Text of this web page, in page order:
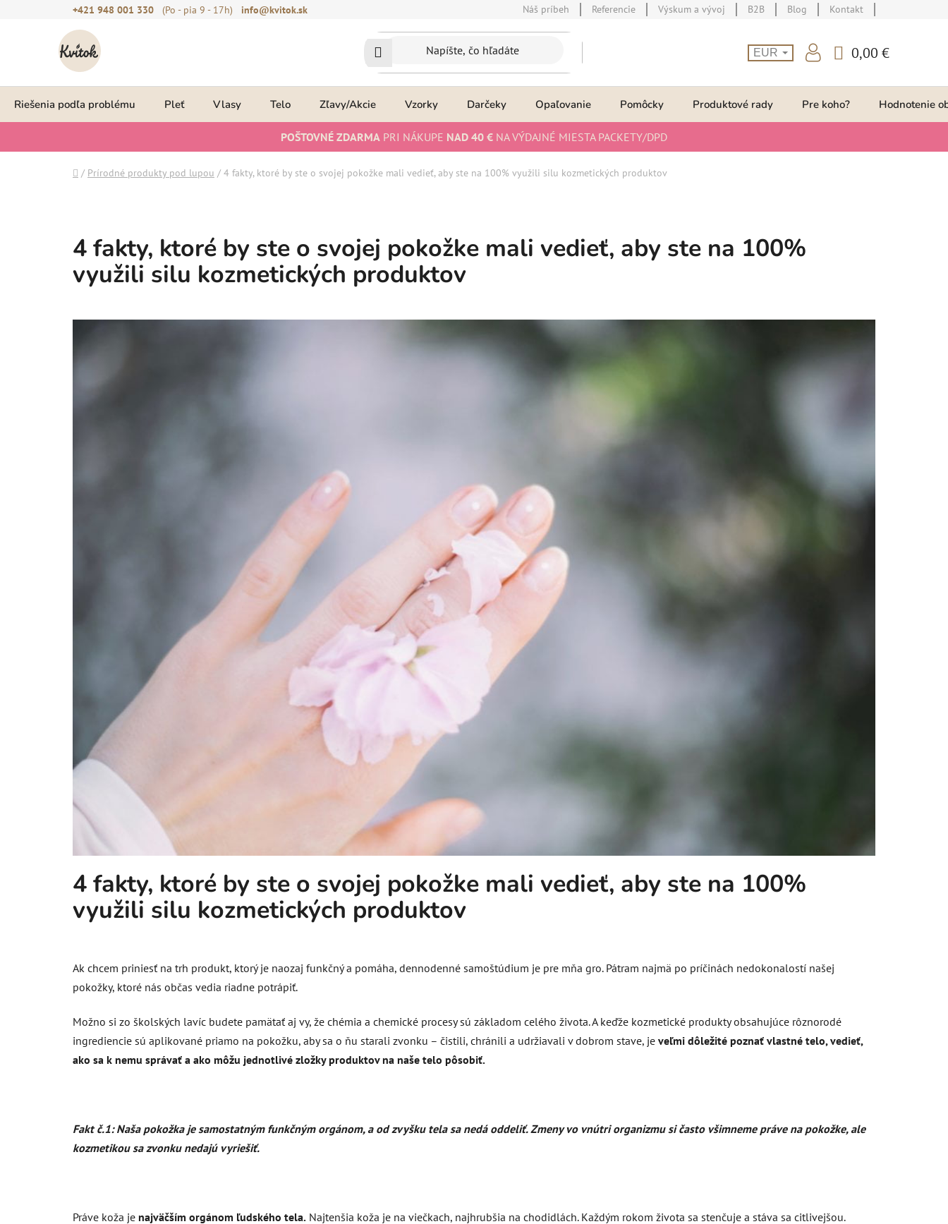
+421 948 001 330 (Po - pia 9 - 17h) info@kvitok.sk Náš príbeh Referencie Výskum a vývoj B2B Blog Kontakt
EUR
KOŠÍK
0,00 €
Riešenia podľa problému Pleť Vlasy Telo Zľavy/Akcie Vzorky Darčeky Opaľovanie Pomôcky Produktové rady Pre koho? Hodnotenie
POŠTOVNÉ ZDARMA PRI NÁKUPE NAD 40 € NA VÝDAJNÉ MIESTA PACKETY/DPD
Domov
/ Prírodné produkty pod lupou / 4 fakty, ktoré by ste o svojej pokožke mali vedieť, aby ste na 100% využili silu kozmetických produktov
4 fakty, ktoré by ste o svojej pokožke mali vedieť, aby ste na 100%
využili silu kozmetických produktov
4 fakty, ktoré by ste o svojej pokožke mali vedieť, aby ste na 100%
využili silu kozmetických produktov
Ak chcem priniesť na trh produkt, ktorý je naozaj funkčný a pomáha, dennodenné samoštúdium je pre mňa gro. Pátram najmä po príčinách nedokonalostí našej
pokožky, ktoré nás občas vedia riadne potrápiť.
Možno si zo školských lavíc budete pamätať aj vy, že chémia a chemické procesy sú základom celého života. A keďže kozmetické produkty obsahujúce rôznorodé
ingrediencie sú aplikované priamo na pokožku, aby sa o ňu starali zvonku – čistili, chránili a udržiavali v dobrom stave, je veľmi dôležité poznať vlastné telo, vedieť,
ako sa k nemu správať a ako môžu jednotlivé zložky produktov na naše telo pôsobiť.
Fakt č.1: Naša pokožka je samostatným funkčným orgánom, a od zvyšku tela sa nedá oddeliť. Zmeny vo vnútri organizmu si často všimneme práve na pokožke, ale
kozmetikou sa zvonku nedajú vyriešiť.
Práve koža je najväčším orgánom ľudského tela. Najtenšia koža je na viečkach, najhrubšia na chodidlách. Každým rokom života sa stenčuje a stáva sa citlivejšou.